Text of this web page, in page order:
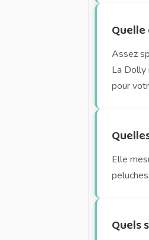
Assez
La Dolly
pour
Elle
Quels